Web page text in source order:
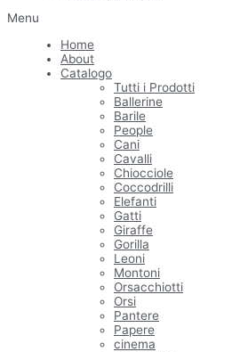
Menu
Home
About
Catalogo
Tutti i Prodotti
Ballerine
Barile
People
Cani
Cavalli
Chiocciole
Coccodrilli
Elefanti
Gatti
Giraffe
Gorilla
Leoni
Montoni
Orsacchiotti
Orsi
Pantere
Papere
cinema